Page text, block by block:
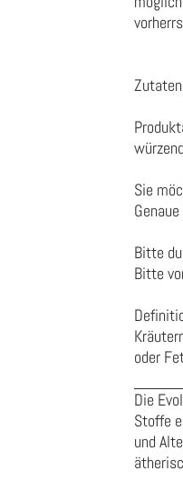
Sie
Bitte
Bitte
oder
Die
Stoffe
und